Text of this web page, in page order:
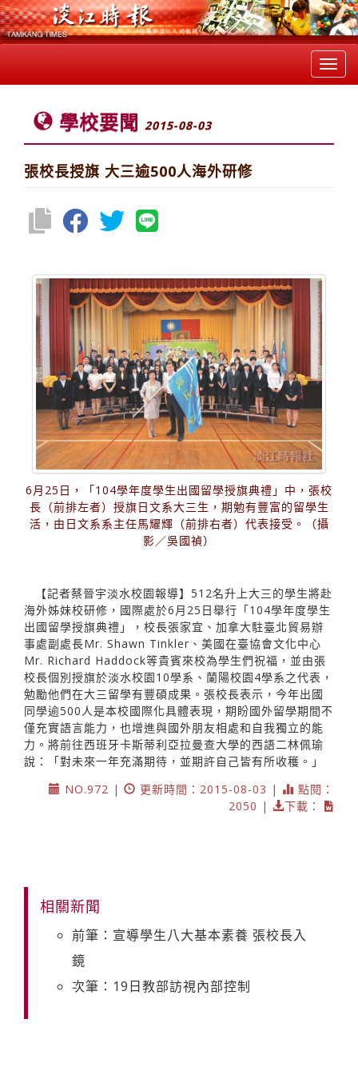
學校要聞 2015-08-03
張校長授旗 大三逾500人海外研修
6月25日，「104學年度學生出國留學授旗典禮」中，張校
長（前排左者）授旗日文系大三生，期勉有豐富的留學生
活，由日文系系主任馬耀輝（前排右者）代表接受。（攝
影／吳國禎）
【記者蔡晉宇淡水校園報導】512名升上大三的學生將赴
海外姊妹校研修，國際處於6月25日舉行「104學年度學生
出國留學授旗典禮」，校長張家宜、加拿大駐臺北貿易辦
事處副處長Mr. Shawn Tinkler、美國在臺協會文化中心
Mr. Richard Haddock等貴賓來校為學生們祝福，並由張
校長個別授旗於淡水校園10學系、蘭陽校園4學系之代表，
勉勵他們在大三留學有豐碩成果。張校長表示，今年出國
同學逾500人是本校國際化具體表現，期盼國外留學期間不
僅充實語言能力，也增進與國外朋友相處和自我獨立的能
力。將前往西班牙卡斯蒂利亞拉曼查大學的西語二林佩瑜
說：「對未來一年充滿期待，並期許自己皆有所收穫。」
NO.972 |
更新時間：2015-08-03 |
點閱：
2050 |
下載：
相關新聞
前筆：宣導學生八大基本素養 張校長入
鏡
次筆：19日教部訪視內部控制